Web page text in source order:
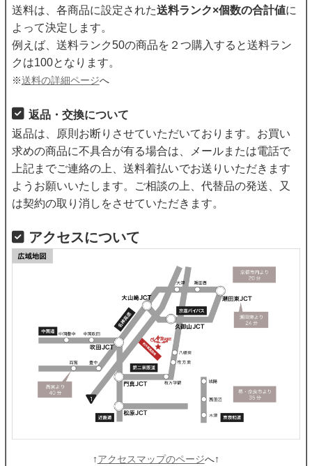
送料は、各商品に設定された送料ランク×個数の合計値に
よって決定します。
例えば、送料ランク50の商品を２つ購入すると送料ラン
クは100となります。
※送料の詳細ページへ
返品・交換について
返品は、原則お断りさせていただいております。お買い
求めの商品に不具合が有る場合は、メールまたは電話で
上記までご連絡の上、送料着払いでお送りいただきます
ようお願いいたします。ご相談の上、代替品の発送、又
は契約の取り消しをさせていただきます。
アクセスについて
↑アクセスマップのページへ↑